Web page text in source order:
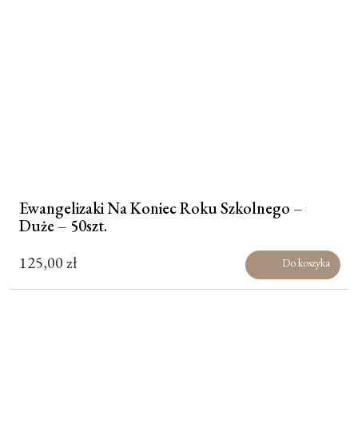
Ewangelizaki Na Koniec Roku Szkolnego –
Duże – 50szt.
125,00zł Do koszyka